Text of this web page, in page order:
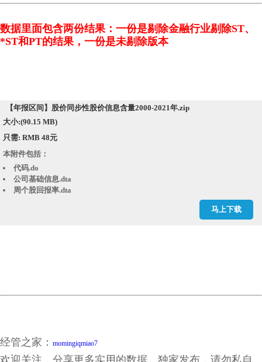
数据里面包含两份结果：一份是剔除金融行业剔除ST、
*ST和PT的结果，一份是未剔除版本
【年报区间】股价同步性股价信息含量2000-2021年.zip
大小:(90.15 MB)
只需: RMB 48元
马上下载
本附件包括：
代码.do
公司基础信息.dta
周个股回报率.dta
文献1：中国的证券分析师能够提高资本市场_省略_价同步性和股价信息含
经管之家： momingiqmiao7